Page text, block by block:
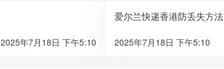
2025年7月18日 下午5:10
爱尔兰快递香港防丢失方法​
2025年7月18日 下午5:10